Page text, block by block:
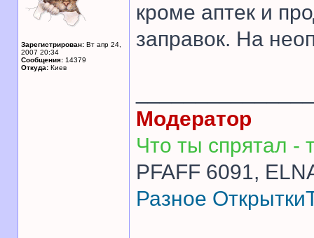
Зарегистрирован: Вт апр 24,
2007 20:34
Сообщения: 14379
Откуда: Киев
кроме аптек и
заправок. На
Модератор
Что ты спрятал -
PFAFF 6091,
Разное Открытки